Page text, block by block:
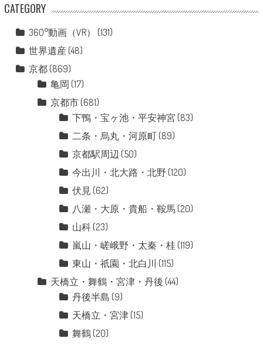
CATEGORY
360°動画（VR）
(131)
世界遺産 (48)
京都(869)
亀岡 (17)
京都市(681)
下鴨・宝ヶ池・平安神宮 (83)
二条・烏丸・河原町(89)
京都駅周辺 (50)
今出川・北大路・北野 (120)
伏見 (62)
八瀬・大原・貴船・鞍馬(20)
山科(23)
嵐山・嵯峨野・太秦・桂 (119)
東山・祇園・北白川 (115)
天橋立・舞鶴・宮津・丹後 (44)
丹後半島 (9)
天橋立・宮津(15)
舞鶴(20)